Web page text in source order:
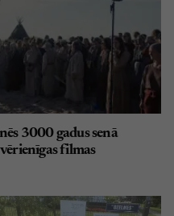
3000 gadus senā
filmas